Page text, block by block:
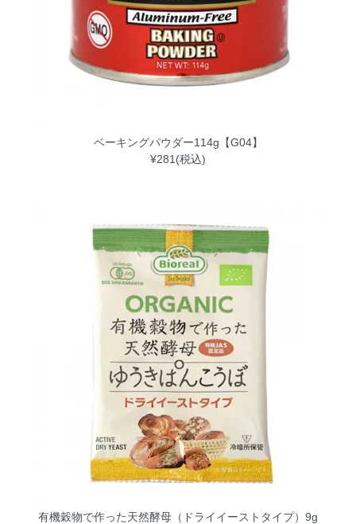
ベーキングパウダー114g【G04】
¥281(税込)
有機穀物で作った天然酵母（ドライイーストタイプ）9g